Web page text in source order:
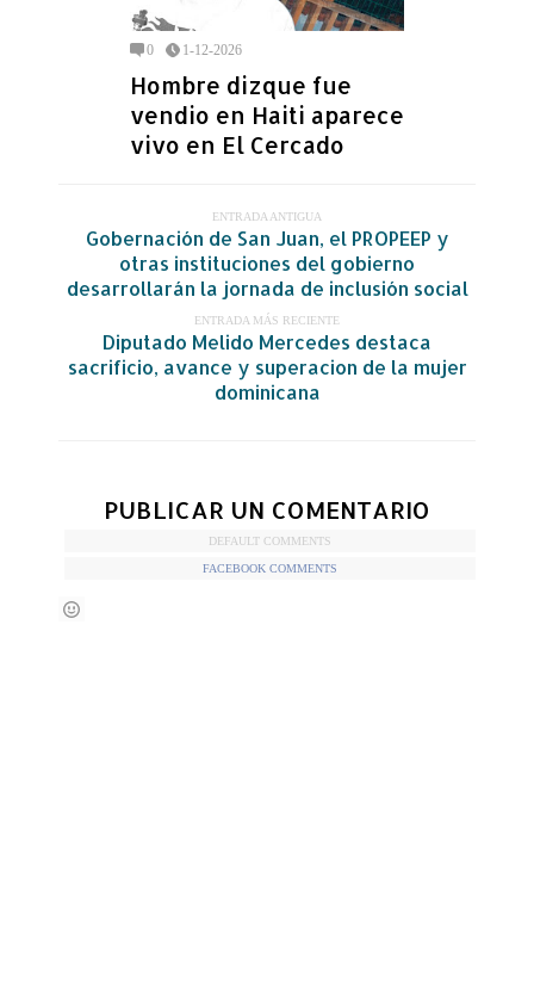
0 1-12-2026
Hombre dizque fue
vendio en Haiti aparece
vivo en El Cercado
ENTRADA ANTIGUA
Gobernación de San Juan, el PROPEEP y
otras instituciones del gobierno
desarrollarán la jornada de inclusión social
ENTRADA MÁS RECIENTE
Diputado Melido Mercedes destaca
sacrificio, avance y superacion de la mujer
dominicana
PUBLICAR UN COMENTARIO
DEFAULT COMMENTS
FACEBOOK COMMENTS